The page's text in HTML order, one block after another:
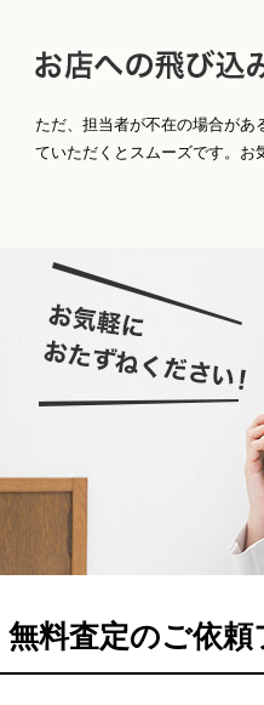
ただ、担当者が不在の場合が
ていただくとスムーズです。お
料査定のご依頼